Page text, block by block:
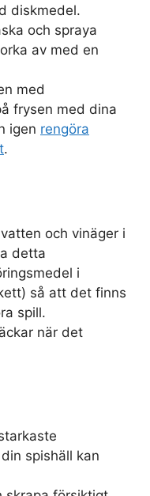
diskmedel.
och spraya
av med en
med
frysen med dina
igen rengöra
.
och vinäger i
detta
i
så att det finns
spill.
när det
spishäll kan